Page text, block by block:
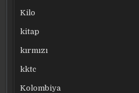
Kilo
kitap
kırmızı
kktc
Kolombiya